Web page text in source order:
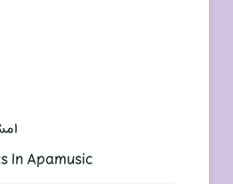
In Apamusic